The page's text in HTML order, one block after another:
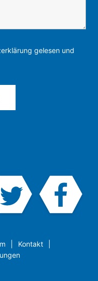
gelesen und
Kontakt